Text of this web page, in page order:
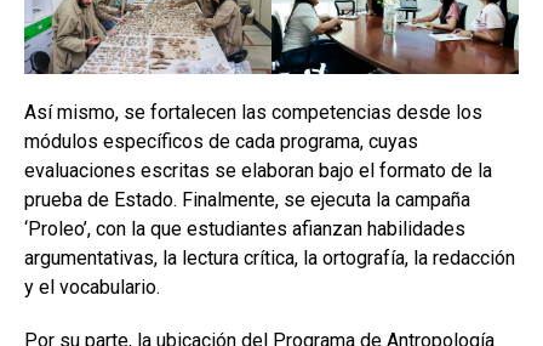
Así mismo, se fortalecen las competencias desde los
módulos específicos de cada programa, cuyas
evaluaciones escritas se elaboran bajo el formato de la
prueba de Estado. Finalmente, se ejecuta la campaña
‘Proleo’, con la que estudiantes afianzan habilidades
argumentativas, la lectura crítica, la ortografía, la redacción
y el vocabulario.
Por su parte, la ubicación del Programa de Antropología